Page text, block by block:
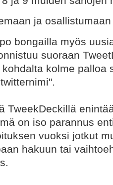
ja
bongailla myös
suoraan
kolme palloa
TweekDeckillä
on iso parannus
vuoksi jotkut
hakuun tai